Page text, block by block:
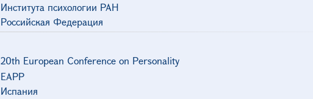
Института психологии РАН
Российская Федерация
20th European Conference on Personality
EAPP
Испания